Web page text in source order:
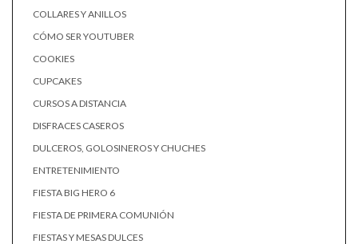
COLLARES Y ANILLOS
CÓMO SER YOUTUBER
COOKIES
CUPCAKES
CURSOS A DISTANCIA
DISFRACES CASEROS
DULCEROS, GOLOSINEROS Y CHUCHES
ENTRETENIMIENTO
FIESTA BIG HERO 6
FIESTA DE PRIMERA COMUNIÓN
FIESTAS Y MESAS DULCES